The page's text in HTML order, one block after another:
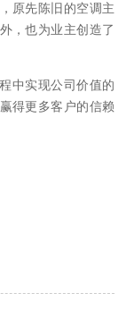
原先陈旧的空调主
，也为业主创造了
中实现公司价值的
得更多客户的信赖